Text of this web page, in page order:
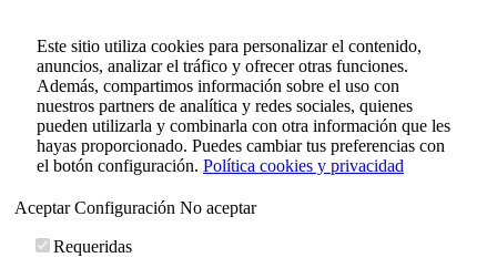
Este sitio utiliza cookies para personalizar el contenido,
anuncios, analizar el tráfico y ofrecer otras funciones.
Además, compartimos información sobre el uso con
nuestros partners de analítica y redes sociales, quienes
pueden utilizarla y combinarla con otra información que les
hayas proporcionado. Puedes cambiar tus preferencias con
el botón configuración. Política cookies y privacidad
AceptarConfiguración No aceptar
Requeridas